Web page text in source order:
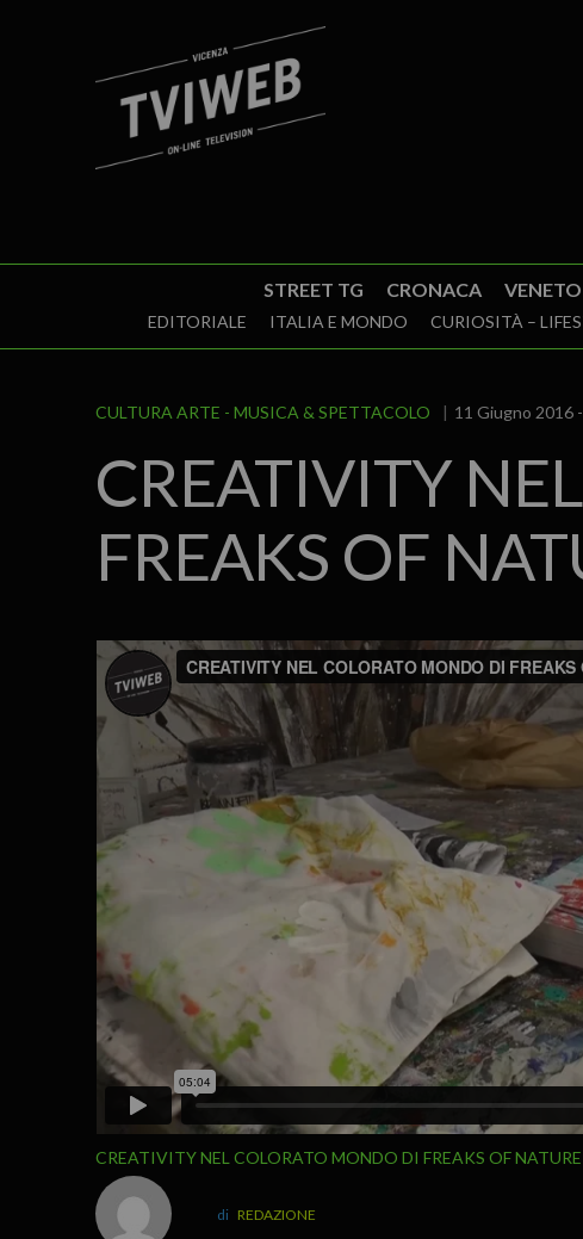
STREET TG CRONACA VENETO
EDITORIALE ITALIA E MONDO CURIOSITÀ –
CULTURA ARTE MUSICA & SPETTACOLO 11 Giugno 2016
CREATIVITY
FREAKS OF
CREATIVITY NEL COLORATO MONDO DI FREAKS OF NATURE
REDAZIONE